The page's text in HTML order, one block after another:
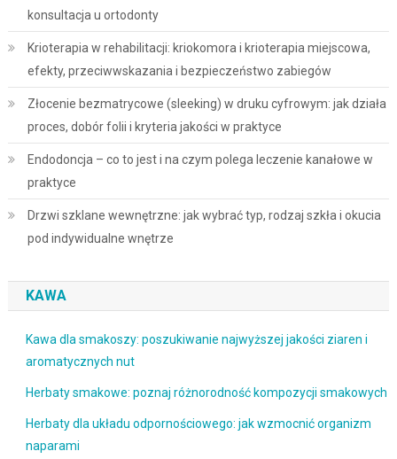
konsultacja u ortodonty
Krioterapia w rehabilitacji: kriokomora i krioterapia miejscowa,
efekty, przeciwwskazania i bezpieczeństwo zabiegów
Złocenie bezmatrycowe (sleeking) w druku cyfrowym: jak działa
proces, dobór folii i kryteria jakości w praktyce
Endodoncja – co to jest i na czym polega leczenie kanałowe w
praktyce
Drzwi szklane wewnętrzne: jak wybrać typ, rodzaj szkła i okucia
pod indywidualne wnętrze
KAWA
Kawa dla smakoszy: poszukiwanie najwyższej jakości ziaren i
aromatycznych nut
Herbaty smakowe: poznaj różnorodność kompozycji smakowych
Herbaty dla układu odpornościowego: jak wzmocnić organizm
naparami